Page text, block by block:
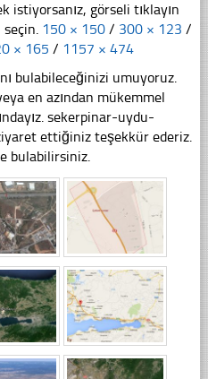
görseli tıklayın
seçin. 150 × 150 / 300 × 123 /
× 165 / 1157 × 474
bulabileceğinizi umuyoruz.
en azından mükemmel
sekerpinar-uydu-
ettiğiniz teşekkür ederiz.
bulabilirsiniz.